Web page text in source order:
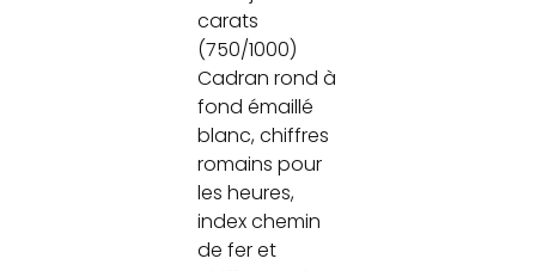
carats
(750/1000)
Cadran rond à
fond émaillé
blanc, chiffres
romains pour
les heures,
index chemin
de fer et